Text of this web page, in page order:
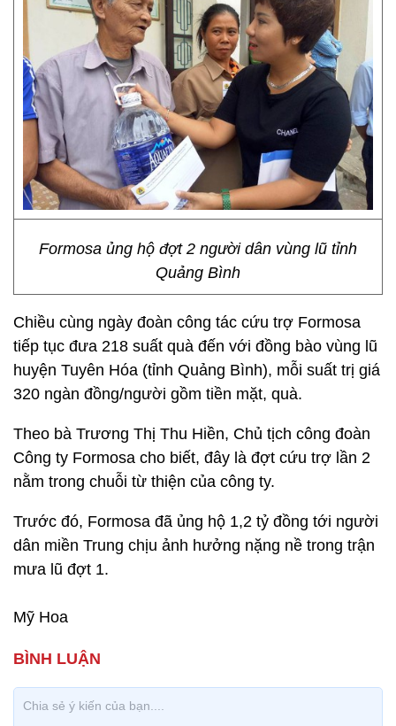
Formosa ủng hộ đợt 2 người dân vùng lũ tỉnh
Quảng Bình
Chiều cùng ngày đoàn công tác cứu trợ Formosa
tiếp tục đưa 218 suất quà đến với đồng bào vùng lũ
huyện Tuyên Hóa (tỉnh Quảng Bình), mỗi suất trị giá
320 ngàn đồng/người gồm tiền mặt, quà.
Theo bà Trương Thị Thu Hiền, Chủ tịch công đoàn
Công ty Formosa cho biết, đây là đợt cứu trợ lần 2
nằm trong chuỗi từ thiện của công ty.
Trước đó, Formosa đã ủng hộ 1,2 tỷ đồng tới người
dân miền Trung chịu ảnh hưởng nặng nề trong trận
mưa lũ đợt 1.
Mỹ Hoa